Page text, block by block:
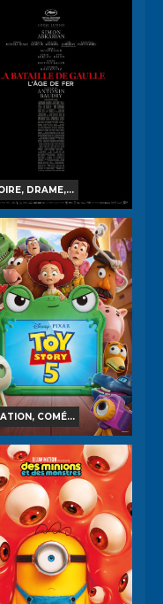
POIS ET PETIT-POINT
Horaires et Infos
Bande-annonce
Réservation
PUBLIC
DRAME,...
DE GAULLE -
1 : L'AGE DE FER
Horaires et Infos
Bande-annonce
Réservation
TOUT PUBLIC VF
COMÉ...
TOY STORY 5
Horaires et Infos
Bande-annonce
Réservation
PUBLIC VF